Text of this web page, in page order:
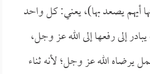
أيهم يصعد بها)، يعني: كل واحد
إلى رفعها إلى الله عز وجل،
يرضاه الله عز وجل؛ لأنه ثناء